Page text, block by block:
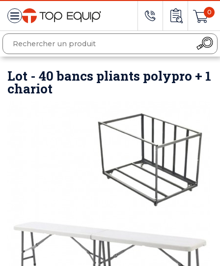
0
Lot - 40 bancs pliants polypro + 1
chariot